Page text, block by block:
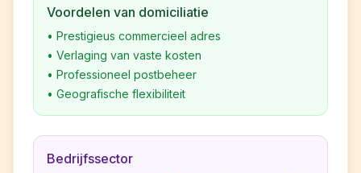
Voordelen van domiciliatie
• Prestigieus commercieel adres
• Verlaging van vaste kosten
• Professioneel postbeheer
• Geografische flexibiliteit
Bedrijfssector